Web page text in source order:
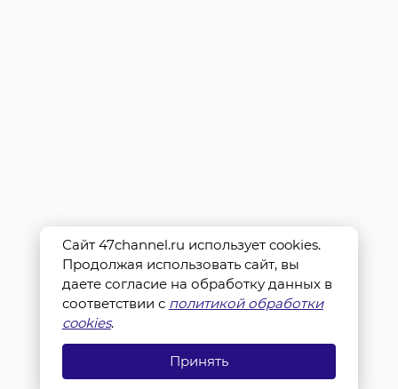
Сайт 47channel.ru использует cookies.
Продолжая использовать сайт, вы
даете согласие на обработку данных в
соответствии с политикой обработки
cookies.
Принять